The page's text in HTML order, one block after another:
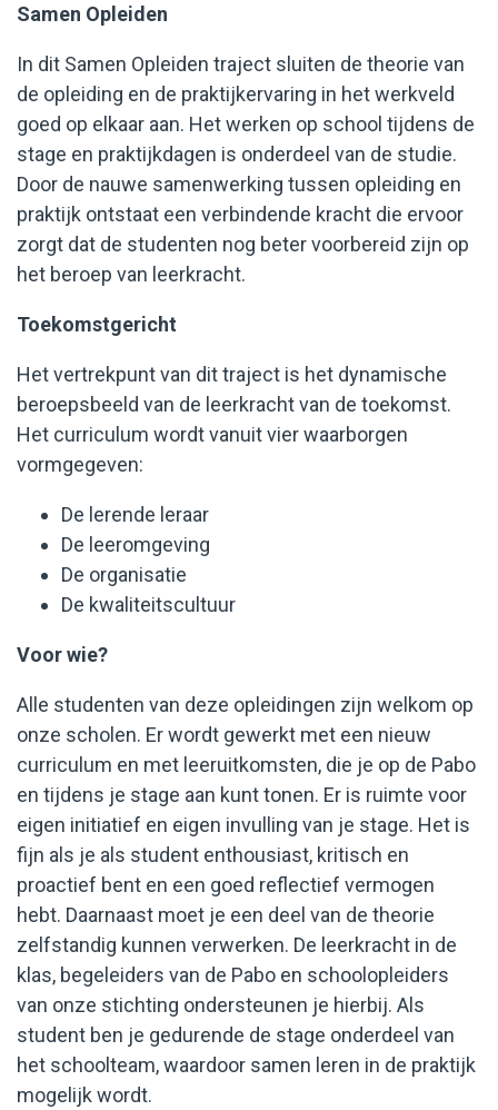
Samen Opleiden
In dit Samen Opleiden traject sluiten de theorie van
de opleiding en de praktijkervaring in het werkveld
goed op elkaar aan. Het werken op school tijdens de
stage en praktijkdagen is onderdeel van de studie.
Door de nauwe samenwerking tussen opleiding en
praktijk ontstaat een verbindende kracht die ervoor
zorgt dat de studenten nog beter voorbereid zijn op
het beroep van leerkracht.
Toekomstgericht
Het vertrekpunt van dit traject is het dynamische
beroepsbeeld van de leerkracht van de toekomst.
Het curriculum wordt vanuit vier waarborgen
vormgegeven:
De lerende leraar
De leeromgeving
De organisatie
De kwaliteitscultuur
Voor wie?
Alle studenten van deze opleidingen zijn welkom op
onze scholen. Er wordt gewerkt met een nieuw
curriculum en met leeruitkomsten, die je op de Pabo
en tijdens je stage aan kunt tonen. Er is ruimte voor
eigen initiatief en eigen invulling van je stage. Het is
fijn als je als student enthousiast, kritisch en
proactief bent en een goed reflectief vermogen
hebt. Daarnaast moet je een deel van de theorie
zelfstandig kunnen verwerken. De leerkracht in de
klas, begeleiders van de Pabo en schoolopleiders
van onze stichting ondersteunen je hierbij. Als
student ben je gedurende de stage onderdeel van
het schoolteam, waardoor samen leren in de praktijk
mogelijk wordt.